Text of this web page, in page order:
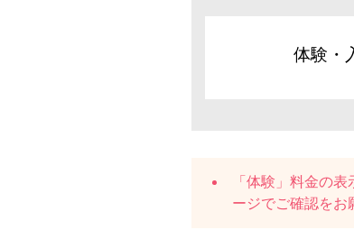
体験・
「体験」料金の
ージでご確認をお